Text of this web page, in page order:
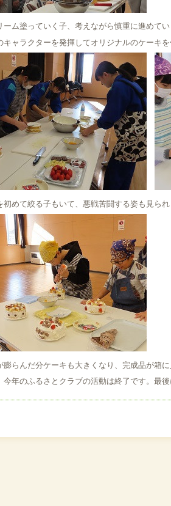
ーム塗っていく子、考えながら慎重に進めて
キャラクターを発揮してオリジナルのケーキを
初めて絞る子もいて、悪戦苦闘する姿も見られ
膨らんだ分ケーキも大きくなり、完成品が箱
年のふるさとクラブの活動は終了です。最